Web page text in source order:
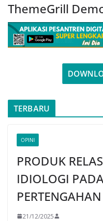
ThemeGrill
TERBARU
OPINI
PRODUK
IDIOLOGI
PERTENGAHAN
21/12/2025